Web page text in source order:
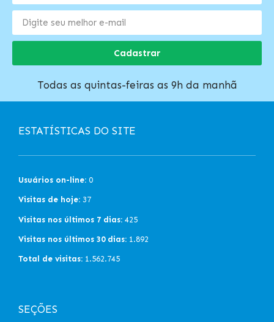
Cadastrar
Todas as quintas-feiras as 9h da manhã
ESTATÍSTICAS DO SITE
Usuários on-line: 0
Visitas de hoje: 37
Visitas nos últimos 7 dias: 425
Visitas nos últimos 30 dias: 1.892
Total de visitas: 1.562.745
SEÇÕES